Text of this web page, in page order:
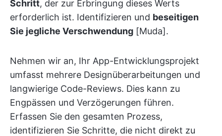
Schritt, der zur Erbringung dieses Werts
erforderlich ist. Identifizieren und beseitigen
Sie jegliche Verschwendung [Muda].
Nehmen wir an, Ihr App-Entwicklungsprojekt
umfasst mehrere Designüberarbeitungen und
langwierige Code-Reviews. Dies kann zu
Engpässen und Verzögerungen führen.
Erfassen Sie den gesamten Prozess,
identifizieren Sie Schritte, die nicht direkt zu